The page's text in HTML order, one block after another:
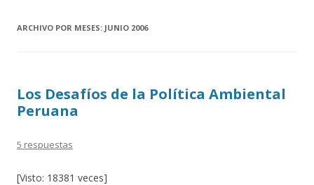
ARCHIVO POR MESES: JUNIO 2006
Los Desafíos de la Política Ambiental
Peruana
5 respuestas
[Visto: 18381 veces]